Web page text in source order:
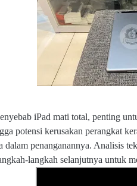
iPad mati total, penting
potensi kerusakan perangkat
dalam penanganannya. Analisis
langkah selanjutnya untuk